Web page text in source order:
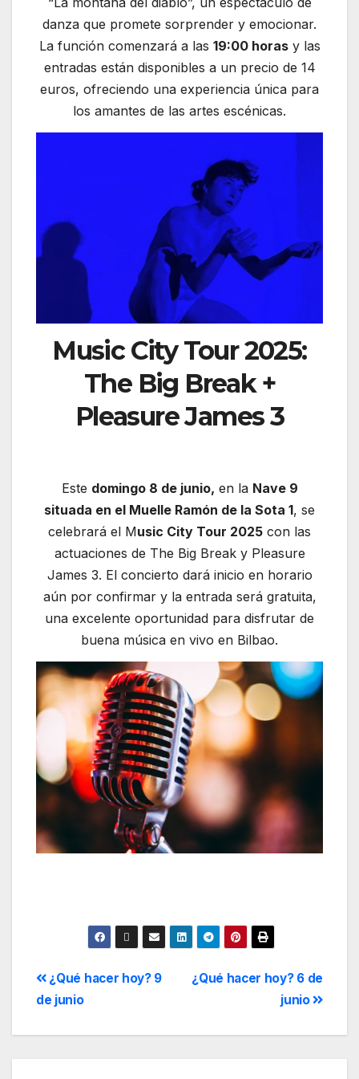
danza que promete sorprender y emocionar.
La función comenzará a las 19:00 horasy las
entradas están disponibles a un precio de 14
euros, ofreciendo una experiencia única para
los amantes de las artes escénicas.
Music City Tour 2025:
The Big Break +
Pleasure James 3
Este domingo 8 de junio, en la Nave 9
situada en el Muelle Ramón de la Sota 1, se
celebrará el Music City Tour 2025 con las
actuaciones de The Big Break y Pleasure
James 3. El concierto dará inicio en horario
aún por confirmar y la entrada será gratuita,
una excelente oportunidad para disfrutar de
buena música en vivo en Bilbao.
¿Qué hacer hoy? 6 de
junio
¿Qué hacer hoy? 9
de junio